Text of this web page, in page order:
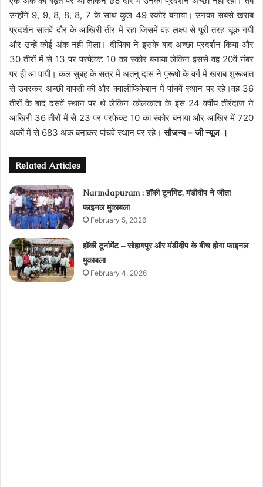
उन्होंने 9, 9, 8, 8, 8, 7 के साथ कुल 49 स्कोर बनाया। उनका सबसे खराब
प्रदर्शन सातवें दौर के आखिरी तीर में रहा जिसमें वह लक्ष्य से पूरी तरह चूक गयी
और उन्हें कोई अंक नहीं मिला। दीपिका ने इसके बाद अच्छा प्रदर्शन किया और
30 तीरों में से 13 पर परफेक्ट 10 का स्कोर बनाया लेकिन इससे वह 20वें नंबर
पर ही आ पायी। कल सुबह के सत्र में अतनु दास ने पुरूषों के वर्ग में खराब शुरूआत
से उबरकर अच्छी वापसी की और क्वालीफिकेशन में पांचवें स्थान पर रहे।वह 36
तीरों के बाद दसवें स्थान पर थे लेकिन कोलकाता के इस 24 वर्षीय तीरंदाज ने
आखिरी 36 तीरों में से 23 पर परफेक्ट 10 का स्कोर बनाया और आखिर में 720
अंकों में से 683 अंक बनाकर पांचवें स्थान पर रहे।सौजन्‍य – जी न्‍यूज ।
Related Articles
Narmdapuram : हॉकी टूर्नामेंट, मंडीदीप ने जीता
फाइनल मुकाबला
February 5, 2026
हॉकी टूर्नामेंट – सोहागपुर और मंडीदीप के बीच होगा फाइनल
मुकाबला
February 4, 2026